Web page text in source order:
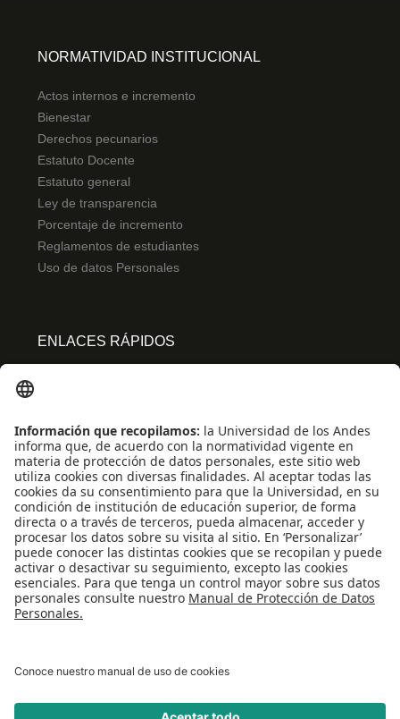
NORMATIVIDAD INSTITUCIONAL
Actos internos e incremento
Bienestar
Derechos pecunarios
Estatuto Docente
Estatuto general
Ley de transparencia
Porcentaje de incremento
Reglamentos de estudiantes
Uso de datos Personales
ENLACES RÁPIDOS
Convivencia y transparencia
Emergencias: Extensión 0000
Eventos destacados
Mapa del Sitio
Multimedia
Noticias
Preguntas frecuentes